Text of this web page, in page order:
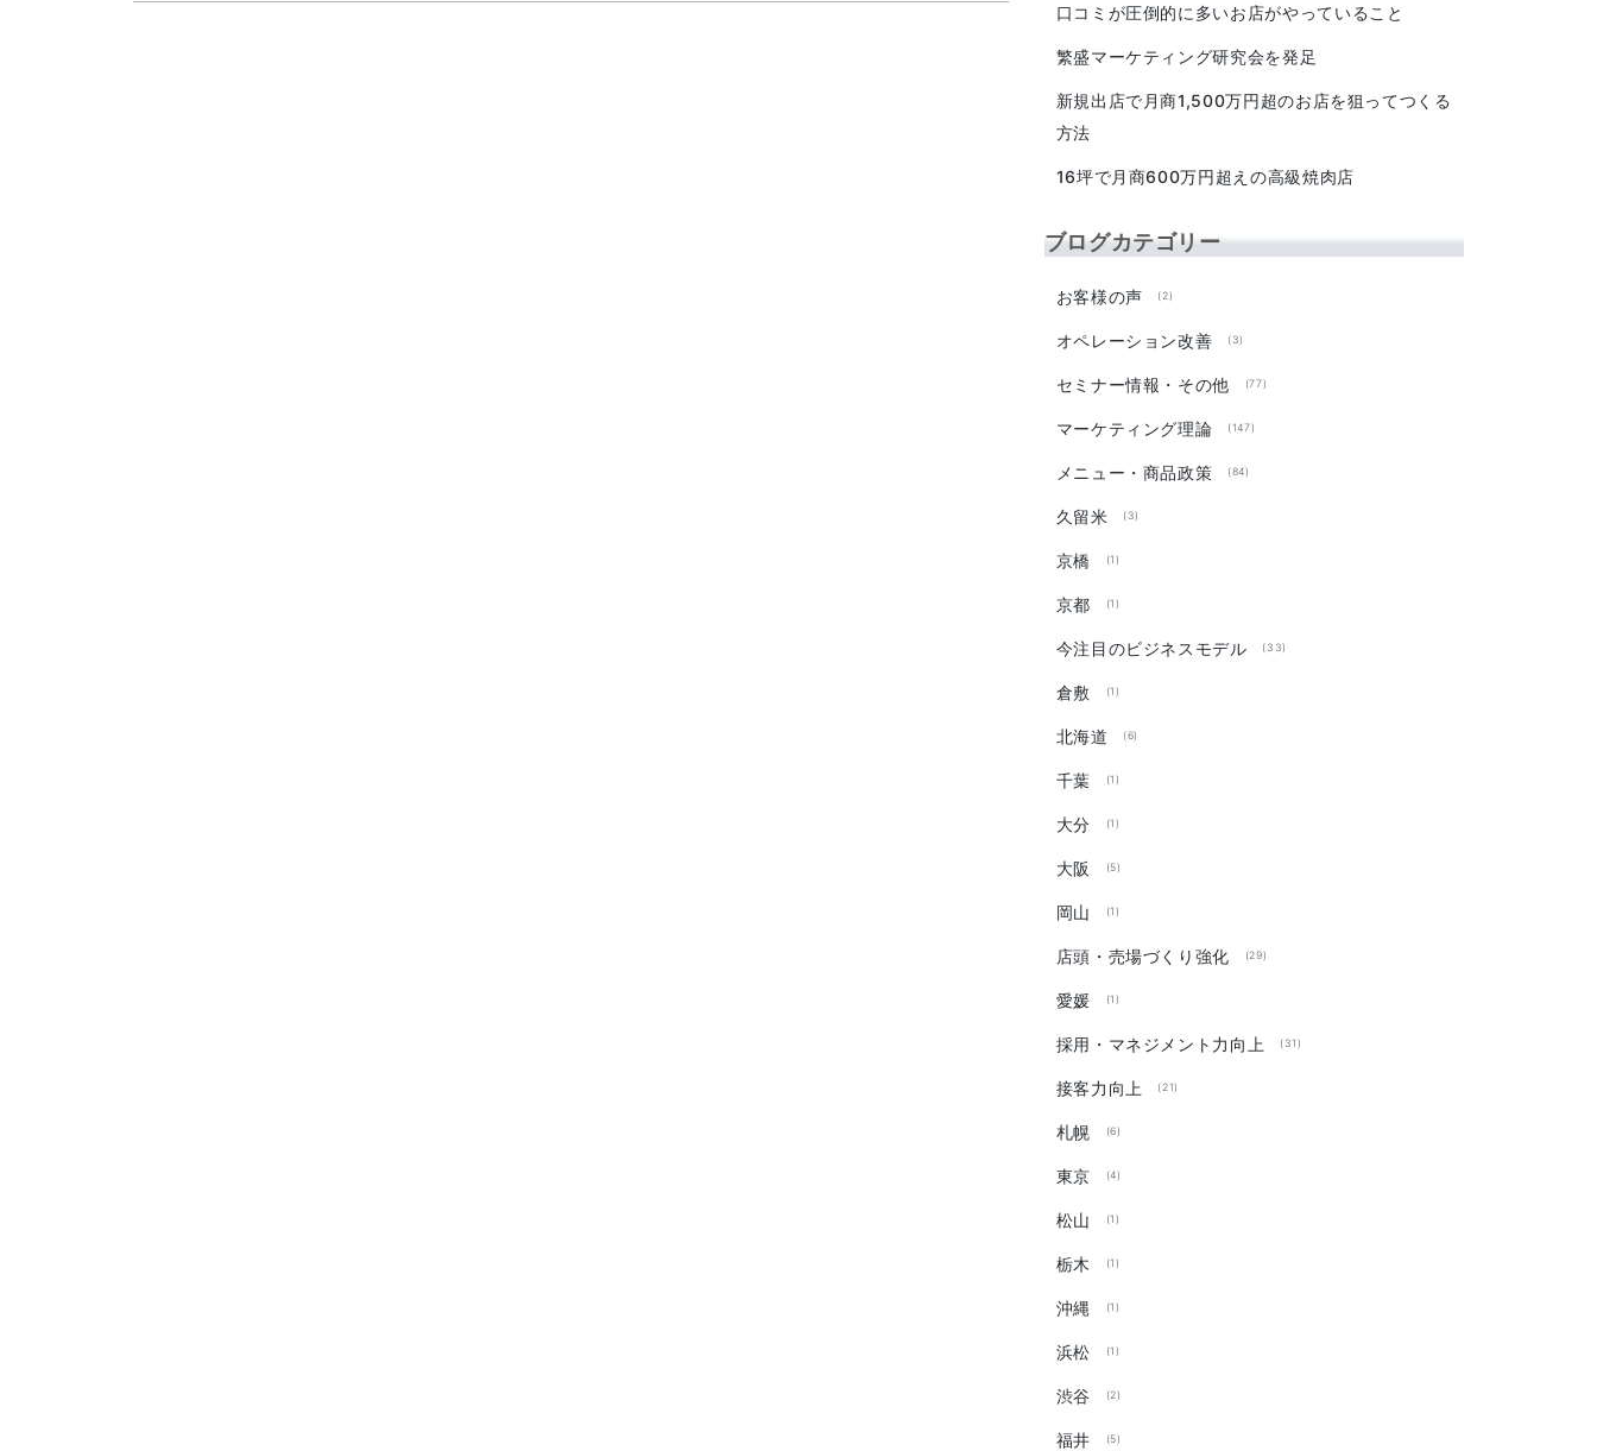
口コミが圧倒的に多いお店がやっていること
繁盛マーケティング研究会を発足
新規出店で月商1,500万円超のお店を狙ってつくる
方法
16坪で月商600万円超えの高級焼肉店
ブログカテゴリー
お客様の声 (2)
オペレーション改善 (3)
セミナー情報・その他 (77)
マーケティング理論 (147)
メニュー・商品政策 (84)
久留米 (3)
京橋 (1)
京都 (1)
今注目のビジネスモデル (33)
倉敷 (1)
北海道 (6)
千葉 (1)
大分 (1)
大阪 (5)
岡山 (1)
店頭・売場づくり強化 (29)
愛媛 (1)
採用・マネジメント力向上 (31)
接客力向上 (21)
札幌 (6)
東京 (4)
松山 (1)
栃木 (1)
沖縄 (1)
浜松 (1)
渋谷 (2)
福井 (5)